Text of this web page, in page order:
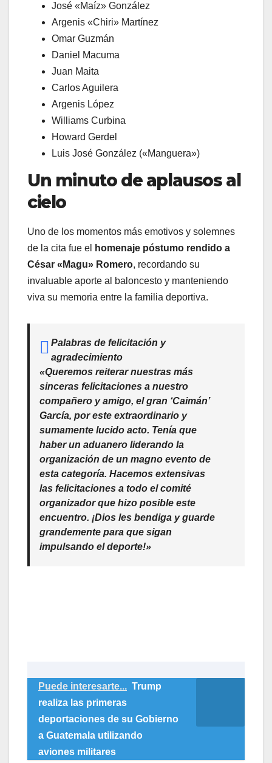
​José «Maíz» González
​Argenis «Chiri» Martínez
​Omar Guzmán
​Daniel Macuma
​Juan Maita
​Carlos Aguilera
​Argenis López
​Williams Curbina
​Howard Gerdel
​Luis José González («Manguera»)
Un minuto de aplausos al
cielo
​Uno de los momentos más emotivos y solemnes
de la cita fue el
homenaje póstumo rendido a
César «Magu» Romero, recordando su
invaluable aporte al baloncesto y manteniendo
viva su memoria entre la familia deportiva.
Palabras de felicitación y
agradecimiento
«Queremos reiterar nuestras más
sinceras felicitaciones a nuestro
compañero y amigo, el gran ‘Caimán’
García, por este extraordinario y
sumamente lucido acto. Tenía que
haber un aduanero liderando la
organización de un magno evento de
esta categoría. Hacemos extensivas
las felicitaciones a todo el comité
organizador que hizo posible este
encuentro. ¡Dios les bendiga y guarde
grandemente para que sigan
impulsando el deporte!»
Puede interesarte... Trump
realiza las primeras
deportaciones de su Gobierno
a Guatemala utilizando
aviones militares